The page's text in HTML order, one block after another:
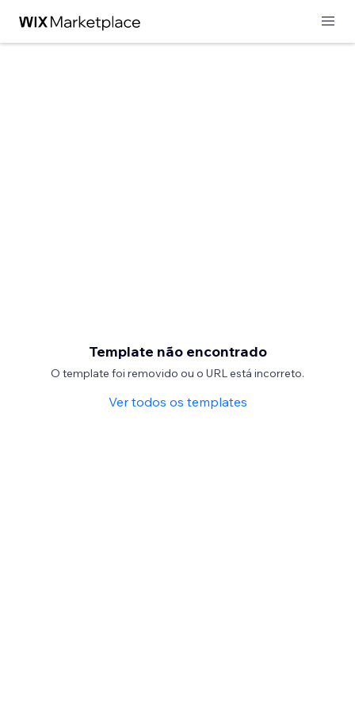
Template não encontrado
O template foi removido ou o URL está incorreto.
Ver todos os templates